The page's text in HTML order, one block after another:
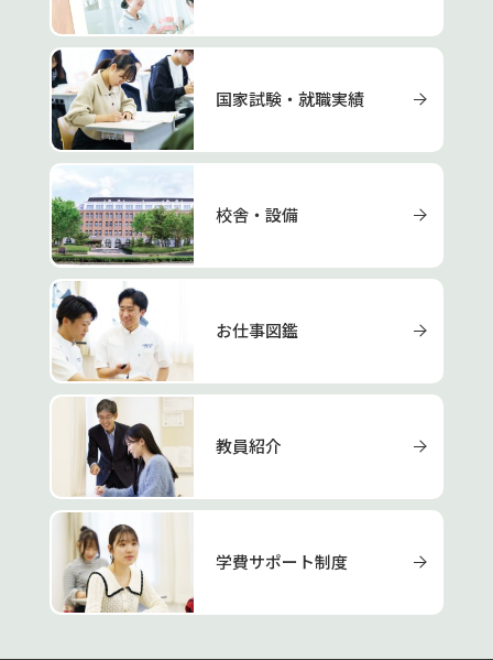
国家試験・就職実績
校舎・設備
お仕事図鑑
教員紹介
学費サポート制度